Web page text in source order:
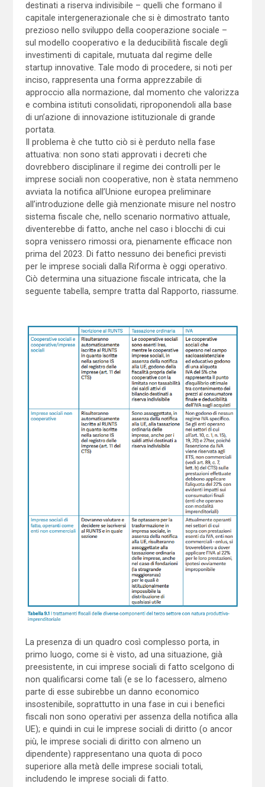
destinati a riserva indivisibile – quelli che formano il
capitale intergenerazionale che si è dimostrato tanto
prezioso nello sviluppo della cooperazione sociale –
sul modello cooperativo e la deducibilità fiscale degli
investimenti di capitale, mutuata dal regime delle
startup innovative. Tale modo di procedere, si noti per
inciso, rappresenta una forma apprezzabile di
approccio alla normazione, dal momento che valorizza
e combina istituti consolidati, riproponendoli alla base
di un’azione di innovazione istituzionale di grande
portata.
Il problema è che tutto ciò si è perduto nella fase
attuativa: non sono stati approvati i decreti che
dovrebbero disciplinare il regime dei controlli per le
imprese sociali non cooperative, non è stata nemmeno
avviata la notifica all’Unione europea preliminare
all’introduzione delle già menzionate misure nel nostro
sistema fiscale che, nello scenario normativo attuale,
diventerebbe di fatto, anche nel caso i blocchi di cui
sopra venissero rimossi ora, pienamente efficace non
prima del 2023. Di fatto nessuno dei benefici previsti
per le imprese sociali dalla Riforma è oggi operativo.
Ciò determina una situazione fiscale intricata, che la
seguente tabella, sempre tratta dal Rapporto, riassume.
La presenza di un quadro così complesso porta, in
primo luogo, come si è visto, ad una situazione, già
preesistente, in cui imprese sociali di fatto scelgono di
non qualificarsi come tali (e se lo facessero, almeno
parte di esse subirebbe un danno economico
insostenibile, soprattutto in una fase in cui i benefici
fiscali non sono operativi per assenza della notifica alla
UE); e quindi in cui le imprese sociali di diritto (o ancor
più, le imprese sociali di diritto con almeno un
dipendente) rappresentano una quota di poco
superiore alla metà delle imprese sociali totali,
includendo le imprese sociali di fatto.